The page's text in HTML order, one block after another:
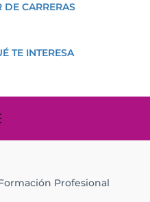
DE CARRERAS
TE INTERESA
Profesional